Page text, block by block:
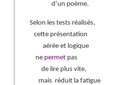
d’un poème.
Selon les tests réalisés,
cette présentation
aérée et logique
ne permet pas
de lire plus vite,
mais réduit la fatigue